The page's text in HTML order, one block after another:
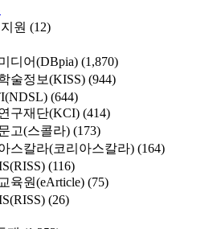
원 (12)
디어(DBpia) (1,870)
술정보(KISS) (944)
(644)
구재단(KCI) (414)
고(스콜라) (173)
스칼라(코리아스칼라) (164)
(116)
육원(eArticle) (75)
(26)